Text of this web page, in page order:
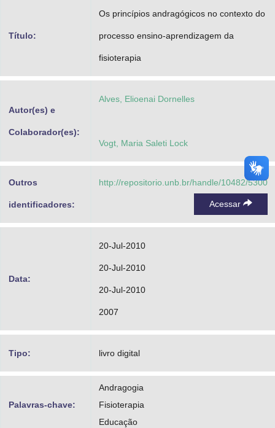
Título:
Os princípios andragógicos no contexto do
processo ensino-aprendizagem da
fisioterapia
Autor(es) e
Colaborador(es):
Alves, Elioenai Dornelles
Vogt, Maria Saleti Lock
Outros
identificadores:
http://repositorio.unb.br/handle/10482/5300
Acessar
Data:
20-Jul-2010
20-Jul-2010
20-Jul-2010
2007
Tipo: livro digital
Palavras-chave:
Andragogia
Fisioterapia
Educação